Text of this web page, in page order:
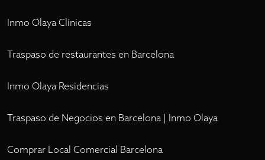
Inmo Olaya Clínicas
Traspaso de restaurantes en Barcelona
Inmo Olaya Residencias
Traspaso de Negocios en Barcelona | Inmo Olaya
Comprar Local Comercial Barcelona